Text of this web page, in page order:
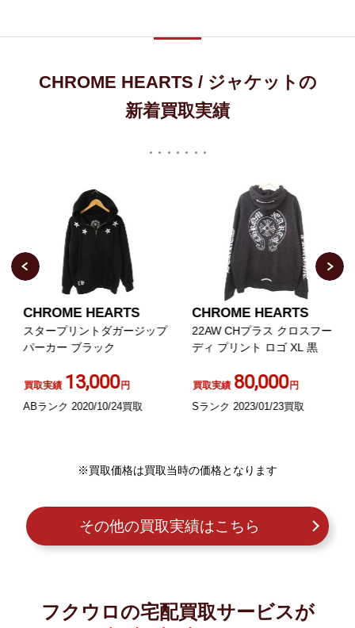
CHROME HEARTS / ジャケットの
新着買取実績
CHROME HEARTS
スタープリントダガージップ
パーカー ブラック
買取実績 13,000円
ABランク 2020/10/24買取
CHROME HEARTS
22AW CHプラス クロスフー
ディ プリント ロゴ XL 黒
買取実績 80,000円
Sランク 2023/01/23買取
※買取価格は買取当時の価格となります
その他の買取実績はこちら
フクウロの宅配買取サービスが